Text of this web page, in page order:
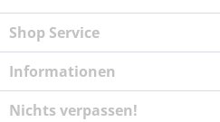
Shop Service
Informationen
Nichts verpassen!